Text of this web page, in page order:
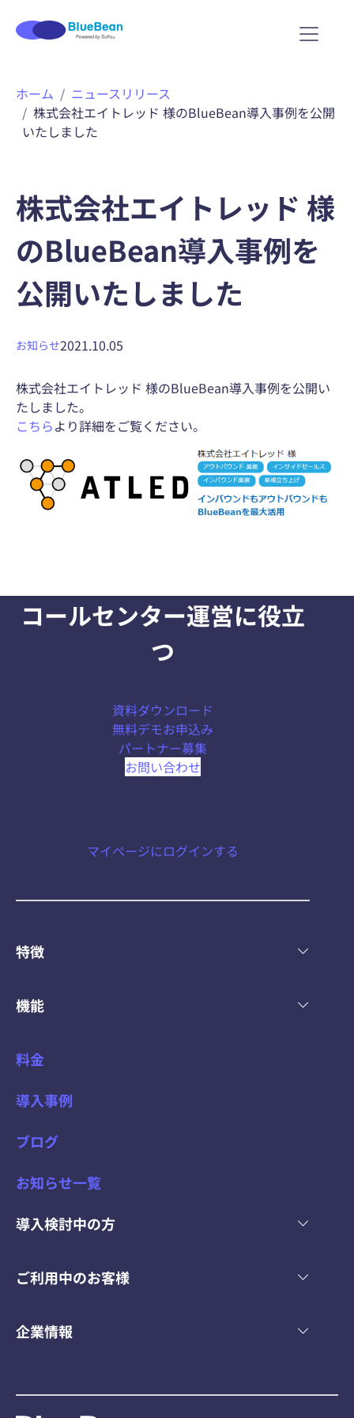
ホーム
ニュースリリース
株式会社エイトレッド 様のBlueBean導入事例を公開
いたしました
株式会社エイトレッド 様
のBlueBean導入事例を
公開いたしました
お知らせ2021.10.05
株式会社エイトレッド 様のBlueBean導入事例を公開い
たしました。
こちらより詳細をご覧ください。
コールセンター運営に役立
つ
資料ダウンロード
無料デモお申込み
パートナー募集
お問い合わせ
マイページにログインする
特徴
機能
料金
導入事例
ブログ
お知らせ一覧
導入検討中の方
ご利用中のお客様
企業情報